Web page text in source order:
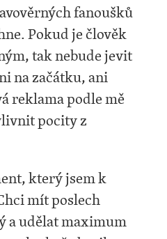
fanoušků
Pokud je člověk
tak nebude jevit
na začátku, ani
reklama podle mě
pocity z
který jsem k
mít poslech
a udělat maximum